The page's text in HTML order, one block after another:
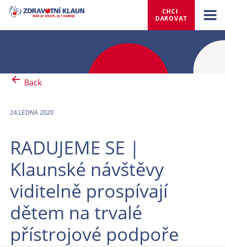
CHCI
DAROVAT
Back
24.LEDNA 2020
RADUJEME SE |
Klaunské návštěvy
viditelně prospívají
dětem na trvalé
přístrojové podpoře